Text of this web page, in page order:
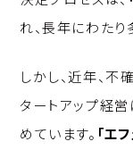
れ、長年にわたり
しかし、近年、
タートアップ経
めています。 「エ